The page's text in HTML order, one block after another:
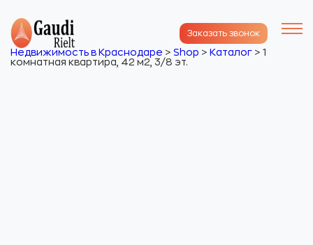
Заказать звонок
Недвижимость в Краснодаре > Shop > Каталог > 1
комнатная квартира, 42 м2, 3/8 эт.